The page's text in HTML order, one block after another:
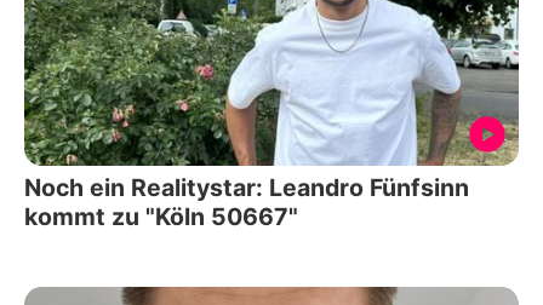
Noch ein Realitystar: Leandro Fünfsinn
kommt zu "Köln 50667"